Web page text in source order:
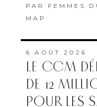
PAR FEMMES
MAP
6 AOÛT 2026
LE CCM
DE 12
POUR LES